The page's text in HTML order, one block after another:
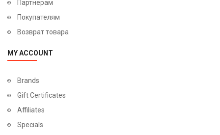
ламинированные
с покрытием из ПВХ
с покрытием Винорит
из щита влагостойкой фанеры
преимуществами и недостатками
устанавливаются на двери сегмента «премиум».
Партнерам
Покупателям
Возврат товара
MY ACCOUNT
Brands
Gift Certificates
Affiliates
Specials